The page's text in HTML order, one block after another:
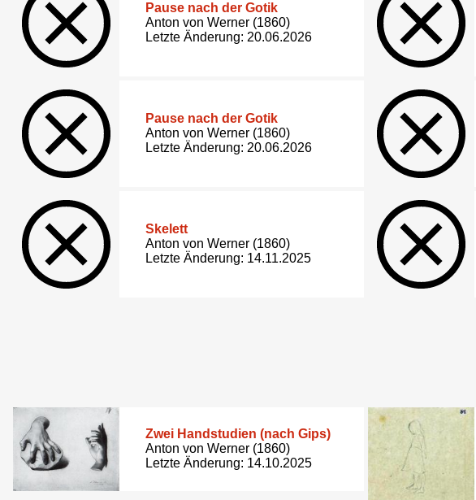
Pause nach der Gotik
Anton von Werner (1860)
Letzte Änderung: 20.06.2026
Pause nach der Gotik
Anton von Werner (1860)
Letzte Änderung: 20.06.2026
Skelett
Anton von Werner (1860)
Letzte Änderung: 14.11.2025
Zwei Handstudien (nach Gips)
Anton von Werner (1860)
Letzte Änderung: 14.10.2025